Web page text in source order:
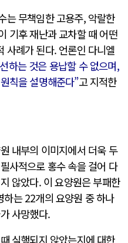
는 무책임한 고용주, 악랄한
기후 재난과 교차할 때 어떤
사례가 된다. 언론인 다니엘
하는 것은 용납할 수 없으며,
칙을 설명해준다”고 지적한
내부의 이미지에서 더욱 두
사적으로 홍수 속을 걸어 다
않았다. 이 요양원은 부패한
하는 22개의 요양원 중 하나
사망했다.
실행되지 않았는지에 대한